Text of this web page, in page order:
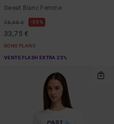
Sweat Blanc Femme
75,00 € 55%
33,75 €
BONS PLANS
VENTE FLASH EXTRA 25%